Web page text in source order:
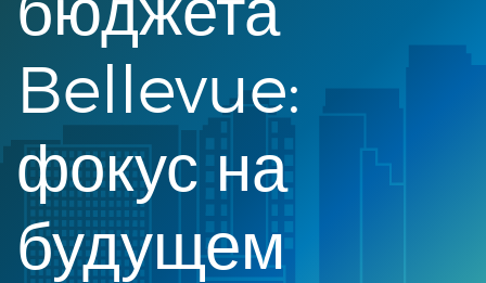
Bellevue:
фокус на
будущем